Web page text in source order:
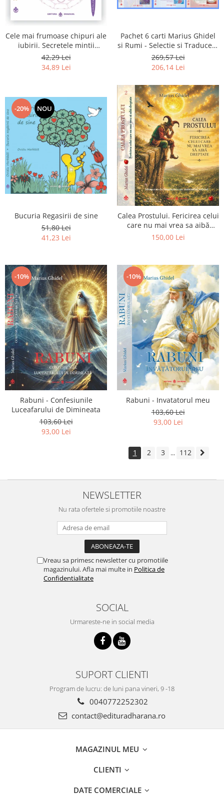
Cele mai frumoase chipuri ale
iubirii. Secretele mintii
omenesti in opera marelui
initiat, Rumi
42,29 Lei
34,89 Lei
Pachet 6 carti Marius Ghidel
si Rumi - Selectie si Traducere
de Marius Ghidel
269,57 Lei
206,14 Lei
-20% NOU
Bucuria Regasirii de sine
51,80 Lei
41,23 Lei
Calea Prostului. Fericirea celui
care nu mai vrea sa aibă
dreptate - Intoarcerea la
150,00 Lei
-10%
Rabuni - Confesiunile
Luceafarului de Dimineata
103,60 Lei
93,00 Lei
-10%
Rabuni - Invatatorul meu
103,60 Lei
93,00 Lei
1 2 3 ... 112
NEWSLETTER
Nu rata ofertele si promotiile noastre
Vreau sa primesc newsletter cu promotiile
magazinului. Afla mai multe in Politica de
Confidentialitate
SOCIAL
Urmareste-ne in social media
SUPORT CLIENTI
Program de lucru: de luni pana vineri, 9 -18
0040772252302
contact@edituradharana.ro
MAGAZINUL MEU
CLIENTI
DATE COMERCIALE